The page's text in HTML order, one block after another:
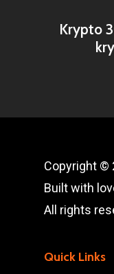
Krypto
Copyright ©
Built with
All rights
Quick Links